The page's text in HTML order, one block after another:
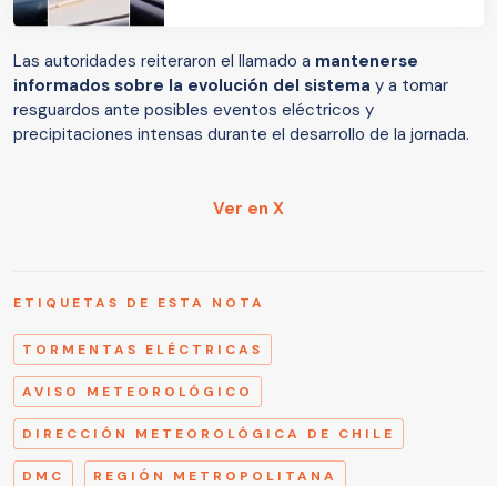
Las autoridades reiteraron el llamado a mantenerse
informados sobre la evolución del sistema y a tomar
resguardos ante posibles eventos eléctricos y
precipitaciones intensas durante el desarrollo de la jornada.
Ver en X
ETIQUETAS DE ESTA NOTA
TORMENTAS ELÉCTRICAS
AVISO METEOROLÓGICO
DIRECCIÓN METEOROLÓGICA DE CHILE
DMC REGIÓN METROPOLITANA